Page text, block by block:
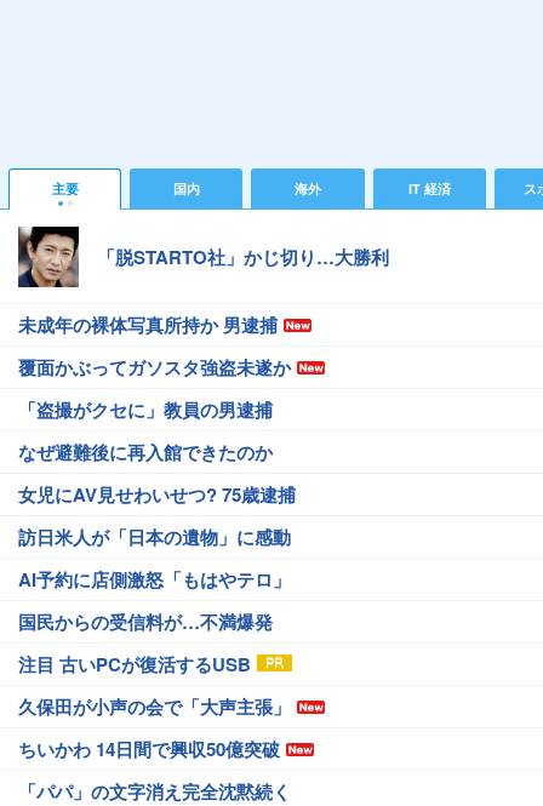
主要 国内 海外 IT 経済 ス
「脱STARTO社」かじ切り…大勝利
未成年の裸体写真所持か 男逮捕
覆面かぶってガソスタ強盗未遂か
「盗撮がクセに」教員の男逮捕
なぜ避難後に再入館できたのか
女児にAV見せわいせつ? 75歳逮捕
訪日米人が「日本の遺物」に感動
AI予約に店側激怒「もはやテロ」
国民からの受信料が…不満爆発
注目 古いPCが復活するUSB
久保田が小声の会で「大声主張」
ちいかわ 14日間で興収50億突破
「パパ」の文字消え完全沈黙続く